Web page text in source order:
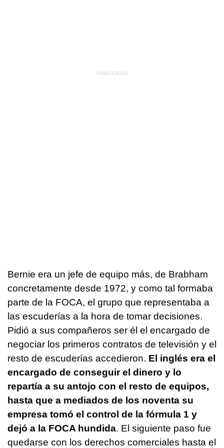
Bernie era un jefe de equipo más, de Brabham
concretamente desde 1972, y como tal formaba
parte de la FOCA, el grupo que representaba a
las escuderías a la hora de tomar decisiones.
Pidió a sus compañeros ser él el encargado de
negociar los primeros contratos de televisión y el
resto de escuderías accedieron. El inglés era el
encargado de conseguir el dinero y lo
repartía a su antojo con el resto de equipos,
hasta que a mediados de los noventa su
empresa tomó el control de la fórmula 1 y
dejó a la FOCA hundida. El siguiente paso fue
quedarse con los derechos comerciales hasta el